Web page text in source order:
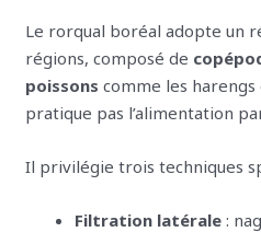
Le rorqual boréal adopte un
régions, composé de
poissons comme les harengs
pratique pas l’alimentation
Il privilégie trois techniques
Filtration latérale :